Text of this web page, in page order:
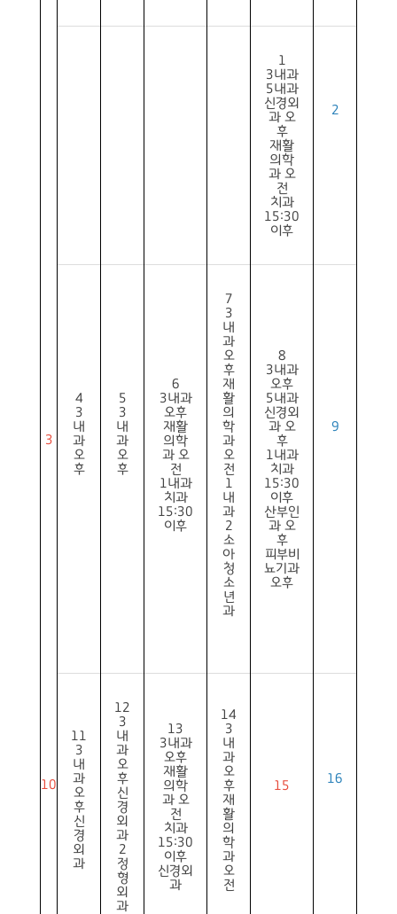
1
3내과
5내과
신경외
과 오
후
재활
의학
과 오
전
치과
15:30
이후
2
3
4
3
내
과
오
후
5
3
내
과
오
후
6
3내과
오후
재활
의학
과 오
전
1내과
치과
15:30
이후
7
3
내
과
오
후
재
활
의
학
과
오
전
1
내
과
2
소
아
청
소
년
과
8
3내과
오후
5내과
신경외
과 오
후
1내과
치과
15:30
이후
산부인
과 오
후
피부비
뇨기과
오후
9
10
11
3
내
과
오
후
신
경
외
과
12
3
내
과
오
후
신
경
외
과
2
정
형
외
과
13
3내과
오후
재활
의학
과 오
전
치과
15:30
이후
신경외
과
14
3
내
과
오
후
재
활
의
학
과
오
전
15 16